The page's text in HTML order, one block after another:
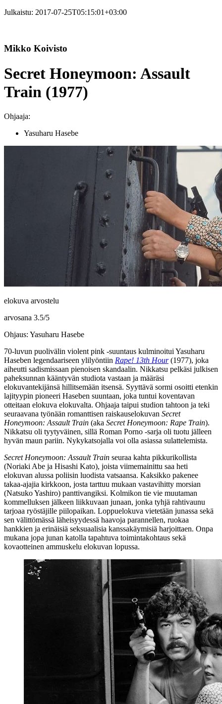
Julkaistu: 2017-07-25T05:15:01+03:00
Mikko Koivisto
Secret Honeymoon: Assault
Train (1977)
Ohjaaja:
Yasuharu Hasebe
elokuva arvostelu
arvosana 3.5/5
Ohjaus: Yasuharu Hasebe
70‑luvun puolivälin violent pink ‑suuntaus kulminoitui Yasuharu
Haseben legendaariseen ylilyöntiin Rape! 13th Hour(1977), joka
aiheutti sadismissaan pienoisen skandaalin. Nikkatsu pelkäsi julkisen
paheksunnan kääntyvän studiota vastaan ja määräsi
elokuvantekijänsä hillitsemään itsensä. Syyttävä sormi osoitti etenkin
lajityypin pioneeri Haseben suuntaan, joka tuntui koventavan
otteitaan elokuva elokuvalta. Ohjaaja taipui studion tahtoon ja teki
seuraavana työnään romanttisen raiskauselokuvan Secret
Honeymoon: Assault Train (aka Secret Honeymoon: Rape Train).
Nikkatsu oli tyytyväinen, sillä Roman Porno ‑sarja oli tuotu jälleen
hyvän maun pariin. Nykykatsojalla voi olla asiassa sulattelemista.
Secret Honeymoon: Assault Train seuraa kahta pikkurikollista
(Noriaki Abe ja Hisashi Kato), joista viimemainittu saa heti
elokuvan alussa poliisin luodista vatsaansa. Kaksikko pakenee
takaa-ajajia kirkkoon, josta tarttuu mukaan vastavihitty morsian
(Natsuko Yashiro) panttivangiksi. Kolmikon tie vie muutaman
kommelluksen jälkeen liikkuvaan junaan, jonka tyhjä rahtivaunu
tarjoaa ryöstäjille piilopaikan. Loppuelokuva vietetään junassa sekä
sen välittömässä läheisyydessä haavoja parannellen, ruokaa
hankkien ja erinäisiä seksuaalisia kanssakäymisiä harjoittaen. Onpa
mukana jopa junan katolla tapahtuva toimintakohtaus sekä
kovaotteinen ammuskelu elokuvan lopussa.